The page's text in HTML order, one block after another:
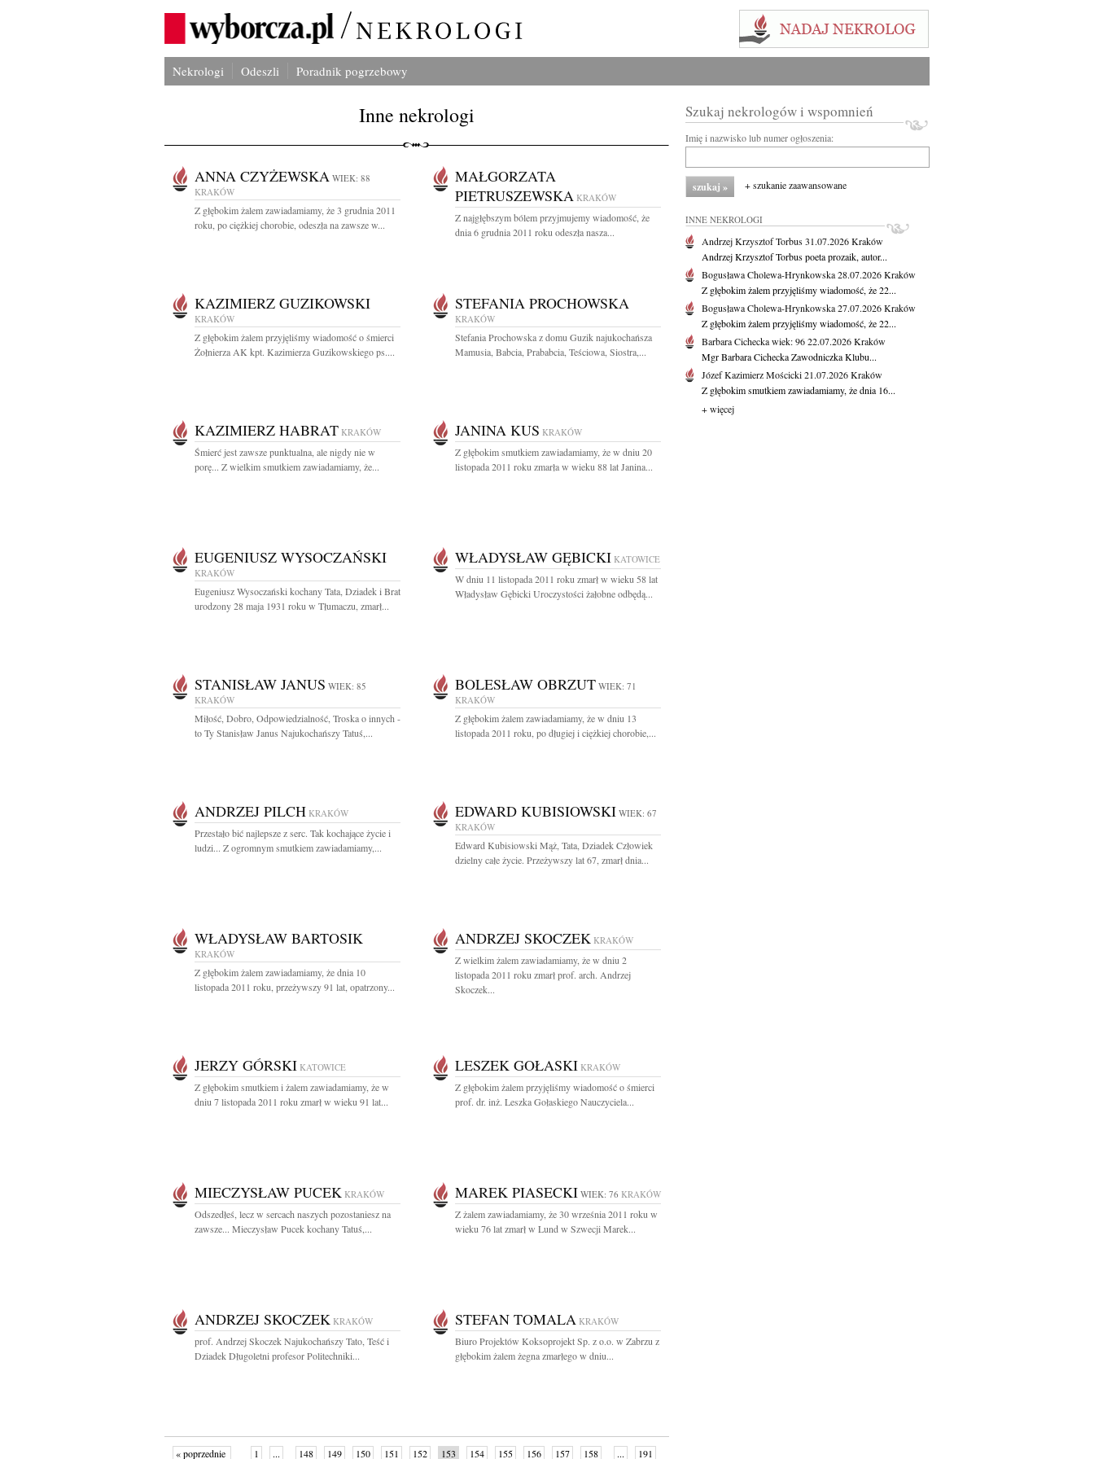
Nekrologi Odeszli Poradnik pogrzebowy
Inne nekrologi
ANNA CZYŻEWSKA WIEK: 88
KRAKÓW
Z głębokim żalem zawiadamiamy, że 3 grudnia 2011
roku, po ciężkiej chorobie, odeszła na zawsze w...
MAŁGORZATA
PIETRUSZEWSKA KRAKÓW
Z najgłębszym bólem przyjmujemy wiadomość, że
dnia 6 grudnia 2011 roku odeszła nasza...
KAZIMIERZ GUZIKOWSKI
KRAKÓW
Z głębokim żalem przyjęliśmy wiadomość o śmierci
Żołnierza AK kpt. Kazimierza Guzikowskiego ps....
STEFANIA PROCHOWSKA
KRAKÓW
Stefania Prochowska z domu Guzik najukochańsza
Mamusia, Babcia, Prababcia, Teściowa, Siostra,...
KAZIMIERZ HABRAT KRAKÓW
Śmierć jest zawsze punktualna, ale nigdy nie w
porę... Z wielkim smutkiem zawiadamiamy, że...
JANINA KUS KRAKÓW
Z głębokim smutkiem zawiadamiamy, że w dniu 20
listopada 2011 roku zmarła w wieku 88 lat Janina...
EUGENIUSZ WYSOCZAŃSKI
KRAKÓW
Eugeniusz Wysoczański kochany Tata, Dziadek i Brat
urodzony 28 maja 1931 roku w Tłumaczu, zmarł...
WŁADYSŁAW GĘBICKI KATOWICE
W dniu 11 listopada 2011 roku zmarł w wieku 58 lat
Władysław Gębicki Uroczystości żałobne odbędą...
STANISŁAW JANUS WIEK: 85
KRAKÓW
Miłość, Dobro, Odpowiedzialność, Troska o innych -
to Ty Stanisław Janus Najukochańszy Tatuś,...
BOLESŁAW OBRZUT WIEK: 71
KRAKÓW
Z głębokim żalem zawiadamiamy, że w dniu 13
listopada 2011 roku, po długiej i ciężkiej chorobie,...
ANDRZEJ PILCH KRAKÓW
Przestało bić najlepsze z serc. Tak kochające życie i
ludzi... Z ogromnym smutkiem zawiadamiamy,...
EDWARD KUBISIOWSKI WIEK: 67
KRAKÓW
Edward Kubisiowski Mąż, Tata, Dziadek Człowiek
dzielny całe życie. Przeżywszy lat 67, zmarł dnia...
WŁADYSŁAW BARTOSIK
KRAKÓW
Z głębokim żalem zawiadamiamy, że dnia 10
listopada 2011 roku, przeżywszy 91 lat, opatrzony...
ANDRZEJ SKOCZEK KRAKÓW
Z wielkim żalem zawiadamiamy, że w dniu 2
listopada 2011 roku zmarł prof. arch. Andrzej
Skoczek...
JERZY GÓRSKI KATOWICE
Z głębokim smutkiem i żalem zawiadamiamy, że w
dniu 7 listopada 2011 roku zmarł w wieku 91 lat...
LESZEK GOŁASKI KRAKÓW
Z głębokim żalem przyjęliśmy wiadomość o śmierci
prof. dr. inż. Leszka Gołaskiego Nauczyciela...
MIECZYSŁAW PUCEK KRAKÓW
Odszedłeś, lecz w sercach naszych pozostaniesz na
zawsze... Mieczysław Pucek kochany Tatuś,...
MAREK PIASECKI WIEK: 76 KRAKÓW
Z żalem zawiadamiamy, że 30 września 2011 roku w
wieku 76 lat zmarł w Lund w Szwecji Marek...
ANDRZEJ SKOCZEK KRAKÓW
prof. Andrzej Skoczek Najukochańszy Tato, Teść i
Dziadek Długoletni profesor Politechniki...
STEFAN TOMALA KRAKÓW
Biuro Projektów Koksoprojekt Sp. z o.o. w Zabrzu z
głębokim żalem żegna zmarłego w dniu...
« poprzednie 1 ... 148 149 150 151 152 153 154 155 156 157 158 ... 191
Szukaj nekrologów i wspomnień
Imię i nazwisko lub numer ogłoszenia:
+ szukanie zaawansowane
INNE NEKROLOGI
Andrzej Krzysztof Torbus31.07.2026Kraków
Andrzej Krzysztof Torbus poeta prozaik, autor...
Bogusława Cholewa-Hrynkowska28.07.2026Kraków
Z głębokim żalem przyjęliśmy wiadomość, że 22...
Bogusława Cholewa-Hrynkowska27.07.2026Kraków
Z głębokim żalem przyjęliśmy wiadomość, że 22...
Barbara Cicheckawiek: 9622.07.2026Kraków
Mgr Barbara Cichecka Zawodniczka Klubu...
Józef Kazimierz Mościcki21.07.2026Kraków
Z głębokim smutkiem zawiadamiamy, że dnia 16...
+ więcej